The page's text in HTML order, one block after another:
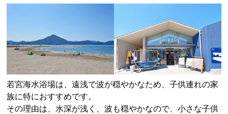
若宮海水浴場は、遠浅で波が穏やかなため、子供連れの家
族に特におすすめです。
その理由は、水深が浅く、波も穏やかなので、小さな子供